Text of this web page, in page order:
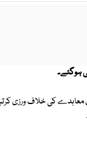
معاہدے کی خلاف ورزی